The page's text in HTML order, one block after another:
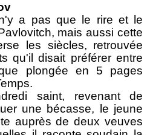
a pas que le rire et le
mais aussi cette
les siècles, retrouvée
qu'il disait préférer entre
plongée en 5 pages
saint, revenant de
une bécasse, le jeune
auprès de deux veuves